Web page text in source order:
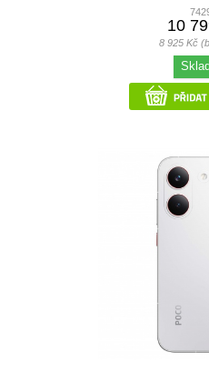
10
8 925 Kč